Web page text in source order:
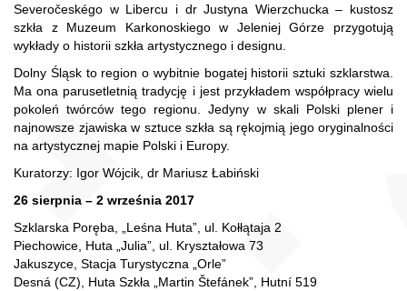
Severočeskégo w Libercu i dr Justyna Wierzchucka – kustosz
szkła z Muzeum Karkonoskiego w Jeleniej Górze przygotują
wykłady o historii szkła artystycznego i designu.
Dolny Śląsk to region o wybitnie bogatej historii sztuki szklarstwa.
Ma ona parusetletnią tradycję i jest przykładem współpracy wielu
pokoleń twórców tego regionu. Jedyny w skali Polski plener i
najnowsze zjawiska w sztuce szkła są rękojmią jego oryginalności
na artystycznej mapie Polski i Europy.
Kuratorzy: Igor Wójcik, dr Mariusz Łabiński
26 sierpnia – 2 września 2017
Szklarska Poręba, „Leśna Huta”, ul. Kołłątaja 2
Piechowice, Huta „Julia”, ul. Kryształowa 73
Jakuszyce, Stacja Turystyczna „Orle”
Desná (CZ), Huta Szkła „Martin Štefánek”, Hutní 519